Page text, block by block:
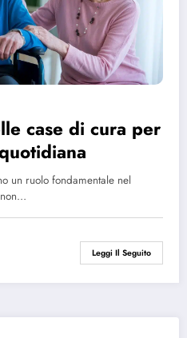
case di cura per
un ruolo fondamentale nel
Leggi Il Seguito